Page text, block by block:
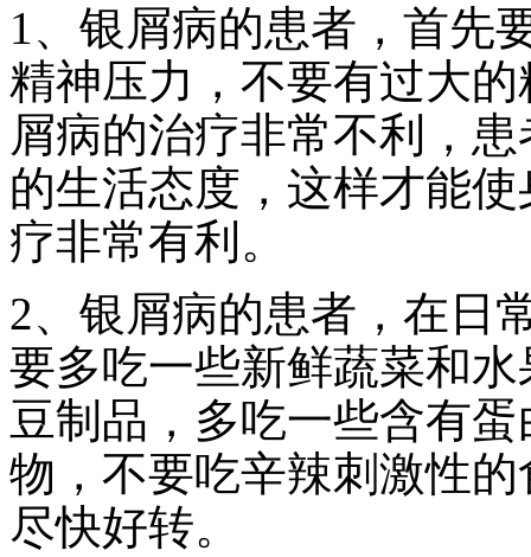
1、银屑病的患者，首先
精神压力，不要有过大
屑病的治疗非常不利，
的生活态度，这样才能
疗非常有利。
2、银屑病的患者，在日
要多吃一些新鲜蔬菜和
豆制品，多吃一些含有
物，不要吃辛辣刺激性
尽快好转。